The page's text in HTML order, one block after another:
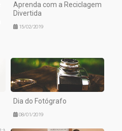
Aprenda com a Reciclagem
Divertida
15/02/2019
Dia do Fotógrafo
08/01/2019